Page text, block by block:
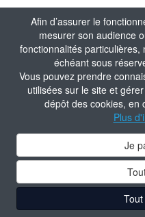
Afin d’assurer le
mesurer son audience
fonctionnalités
échéant sous
Vous pouvez prendre
utilisées sur le site et
dépôt des cookies, en
Plus
Je